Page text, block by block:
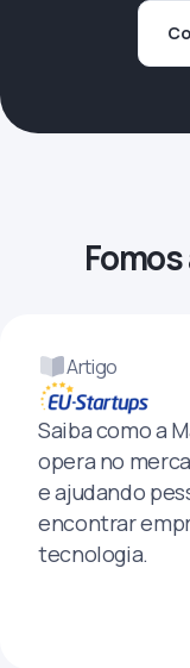
Artigo
Saiba como a
opera no
e ajudando
encontrar
tecnologia.